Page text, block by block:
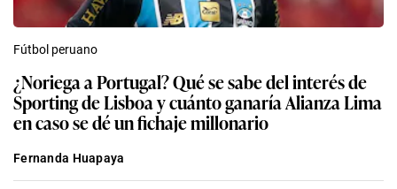
Fútbol peruano
¿Noriega a Portugal? Qué se sabe del interés de
Sporting de Lisboa y cuánto ganaría Alianza Lima
en caso se dé un fichaje millonario
Fernanda Huapaya